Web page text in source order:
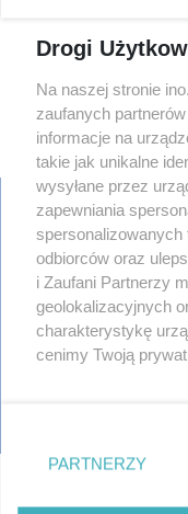
Drogi
Na naszej stronie
zaufanych
informacje na
takie jak unikalne
wysyłane przez
zapewniania
odbiorców oraz
i Zaufani Partnerzy
geolokalizacyjnych
charakterystykę
cenimy Twoją
danych nie
PARTNERZY